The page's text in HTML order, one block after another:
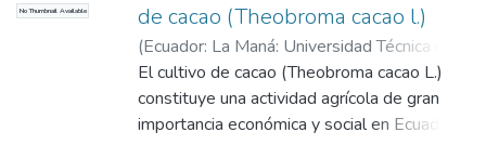
No Thumbnail Available
de cacao (Theobroma cacao l.)
(Ecuador: La Maná: Universidad Técnica de
Cotopaxi; (UTC),2026-04-29) Bazante
Mera, Veronica Ruth;Zapata Villamarín,
Katty Anabel;Macias Pettao, Ramón
El cultivo de cacao (Theobroma cacao L.)
constituye una actividad agrícola de gran
importancia económica y social en Ecuador;